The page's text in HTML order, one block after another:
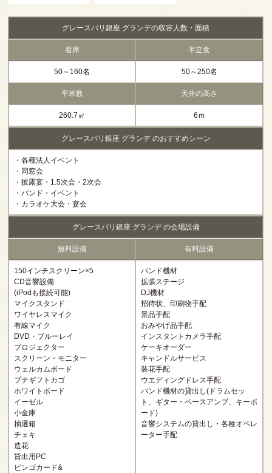
グレースバリ銀座 グランデの収容人数・面積
着席 半立食
50～160名 50～250名
平米数 天井の高さ
260.7㎡ 6ｍ
グレースバリ銀座 グランデ のおすすめシーン
・各種法人イベント
・同窓会
・披露宴・1.5次会・2次会
・バンド・イベント
・カラオケ大会・宴会
グレースバリ銀座 グランデ の会場設備
無料設備 有料設備
150インチスクリーン×5
CD音響設備
(iPodも接続可能)
マイクスタンド
ワイヤレスマイク
有線マイク
DVD・ブルーレイ
プロジェクター
スクリーン・モニター
ウェルカムボード
プチギフトカゴ
ホワイトボード
イーゼル
小金庫
抽選箱
チェキ
造花
貸出用PC
ビンゴカード&
バンド機材
拡張ステージ
DJ機材
招待状、印刷物手配
景品手配
おみやげ品手配
インスタントカメラ手配
ケーキオーダー
キャンドルサービス
装花手配
ウエディングドレス手配
バンド機材の貸出し(ドラムセッ
ト、ギター・ベースアンプ、キーボ
ード)
音響システムの貸出し・各種オペレ
ーター手配